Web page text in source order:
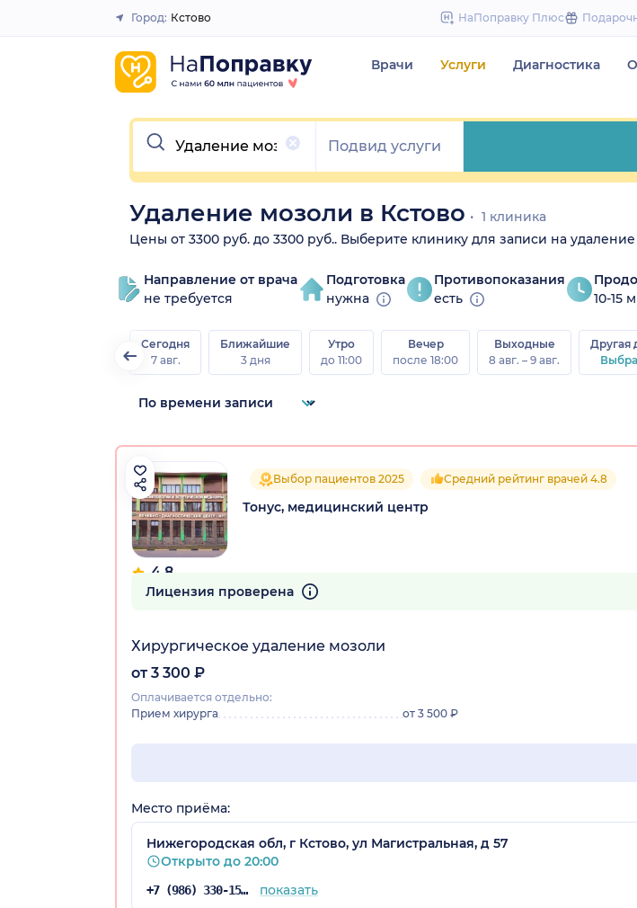
to
Закрыть
Город: Кстово НаПоправку Плюс
Врачи Услуги Диагностика
Очистить
Удаление мозоли в Кстово
1 клиника
Цены от 3300 руб. до 3300 руб.. Выберите клинику для записи на
Направление от врача
не требуется
Подготовка
нужна
Противопоказания
есть
10-15
Сегодня
7 авг.
Ближайшие
3 дня
Утро
до 11:00
Вечер
после 18:00
Выходные
8 авг. – 9 авг.
Другая
4.8
436 отзывов
Выбор пациентов 2025 Средний рейтинг врачей 4.8
Тонус, медицинский центр
Лицензия проверена
Хирургическое удаление мозоли
от 3 300 ₽
Оплачивается отдельно:
Прием хирурга
от 3 500 ₽
Место приёма:
Нижегородская обл, г Кстово, ул Магистральная, д 57
Открыто до 20:00
+7 (986) 330-15-97 показать